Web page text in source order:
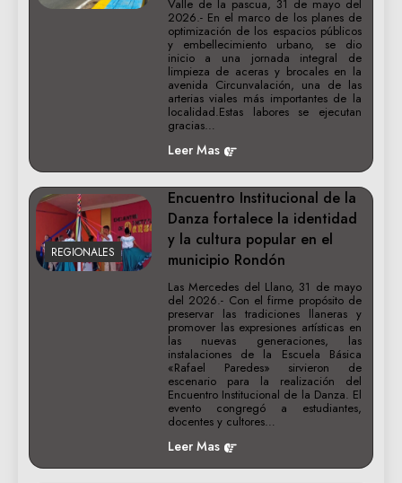
Valle de la pascua, 31 de mayo del
2026.- En el marco de los planes de
optimización de los espacios públicos
y embellecimiento urbano, se dio
inicio a una jornada integral de
limpieza de aceras y brocales en la
avenida Circunvalación, una de las
arterias viales más importantes de la
localidad.Estas labores se ejecutan
gracias…
Leer Mas
REGIONALES
Encuentro Institucional de la
Danza fortalece la identidad
y la cultura popular en el
municipio Rondón
Las Mercedes del Llano, 31 de mayo
del 2026.- Con el firme propósito de
preservar las tradiciones llaneras y
promover las expresiones artísticas en
las nuevas generaciones, las
instalaciones de la Escuela Básica
«Rafael Paredes» sirvieron de
escenario para la realización del
Encuentro Institucional de la Danza. El
evento congregó a estudiantes,
docentes y cultores…
Leer Mas